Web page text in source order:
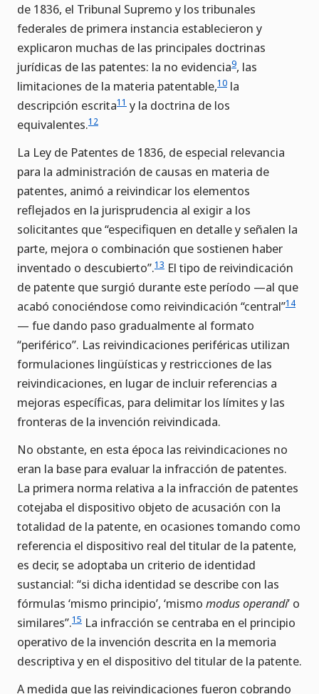
de 1836, el Tribunal Supremo y los tribunales
federales de primera instancia establecieron y
explicaron muchas de las principales doctrinas
jurídicas de las patentes: la no evidencia9, las
limitaciones de la materia patentable,10 la
descripción escrita11 y la doctrina de los
equivalentes.12
La Ley de Patentes de 1836, de especial relevancia
para la administración de causas en materia de
patentes, animó a reivindicar los elementos
reflejados en la jurisprudencia al exigir a los
solicitantes que “especifiquen en detalle y señalen la
parte, mejora o combinación que sostienen haber
inventado o descubierto”.13 El tipo de reivindicación
de patente que surgió durante este período —al que
acabó conociéndose como reivindicación “central”14
— fue dando paso gradualmente al formato
“periférico”. Las reivindicaciones periféricas utilizan
formulaciones lingüísticas y restricciones de las
reivindicaciones, en lugar de incluir referencias a
mejoras específicas, para delimitar los límites y las
fronteras de la invención reivindicada.
No obstante, en esta época las reivindicaciones no
eran la base para evaluar la infracción de patentes.
La primera norma relativa a la infracción de patentes
cotejaba el dispositivo objeto de acusación con la
totalidad de la patente, en ocasiones tomando como
referencia el dispositivo real del titular de la patente,
es decir, se adoptaba un criterio de identidad
sustancial: “si dicha identidad se describe con las
fórmulas ‘mismo principio’, ‘mismo modus operandi’ o
similares”.15 La infracción se centraba en el principio
operativo de la invención descrita en la memoria
descriptiva y en el dispositivo del titular de la patente.
A medida que las reivindicaciones fueron cobrando